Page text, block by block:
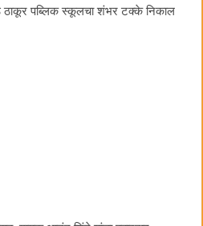
ठाकूर पब्लिक स्कूलचा शंभर टक्के निकाल